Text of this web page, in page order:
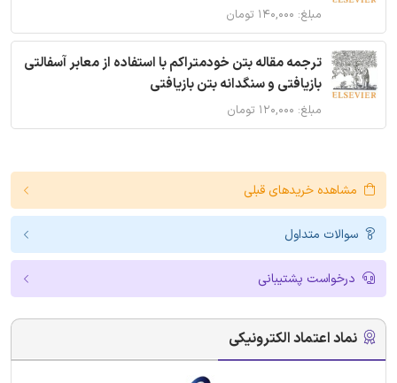
مبلغ: ۱۴۰,۰۰۰ تومان
ترجمه مقاله بتن خودمتراکم با استفاده از معابر آسفالتی
بازیافتی و سنگدانه بتن بازیافتی
مبلغ: ۱۲۰,۰۰۰ تومان
مشاهده خریدهای قبلی
سوالات متداول
درخواست پشتیبانی
نماد اعتماد الکترونیکی